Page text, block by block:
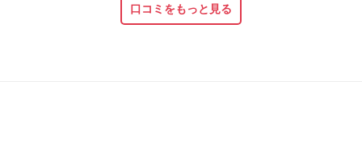
口コミをもっと見る